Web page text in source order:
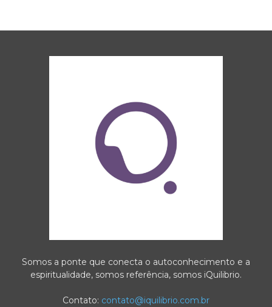
Somos a ponte que conecta o autoconhecimento e a
espiritualidade, somos referência, somos iQuilibrio.
Contato: contato@iquilibrio.com.br